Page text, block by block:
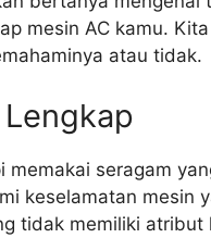
mesin AC kamu.
atau tidak.
memakai seragam
keselamatan mesin
tidak memiliki atribut